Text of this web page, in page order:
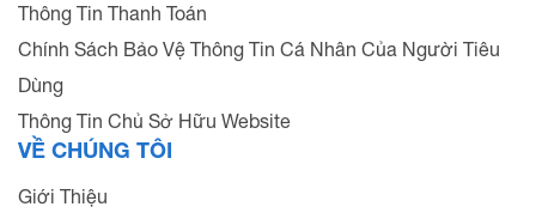
Thông Tin Thanh Toán
Chính Sách Bảo Vệ Thông Tin Cá Nhân Của Người Tiêu
Dùng
Thông Tin Chủ Sở Hữu Website
VỀ CHÚNG TÔI
Giới Thiệu